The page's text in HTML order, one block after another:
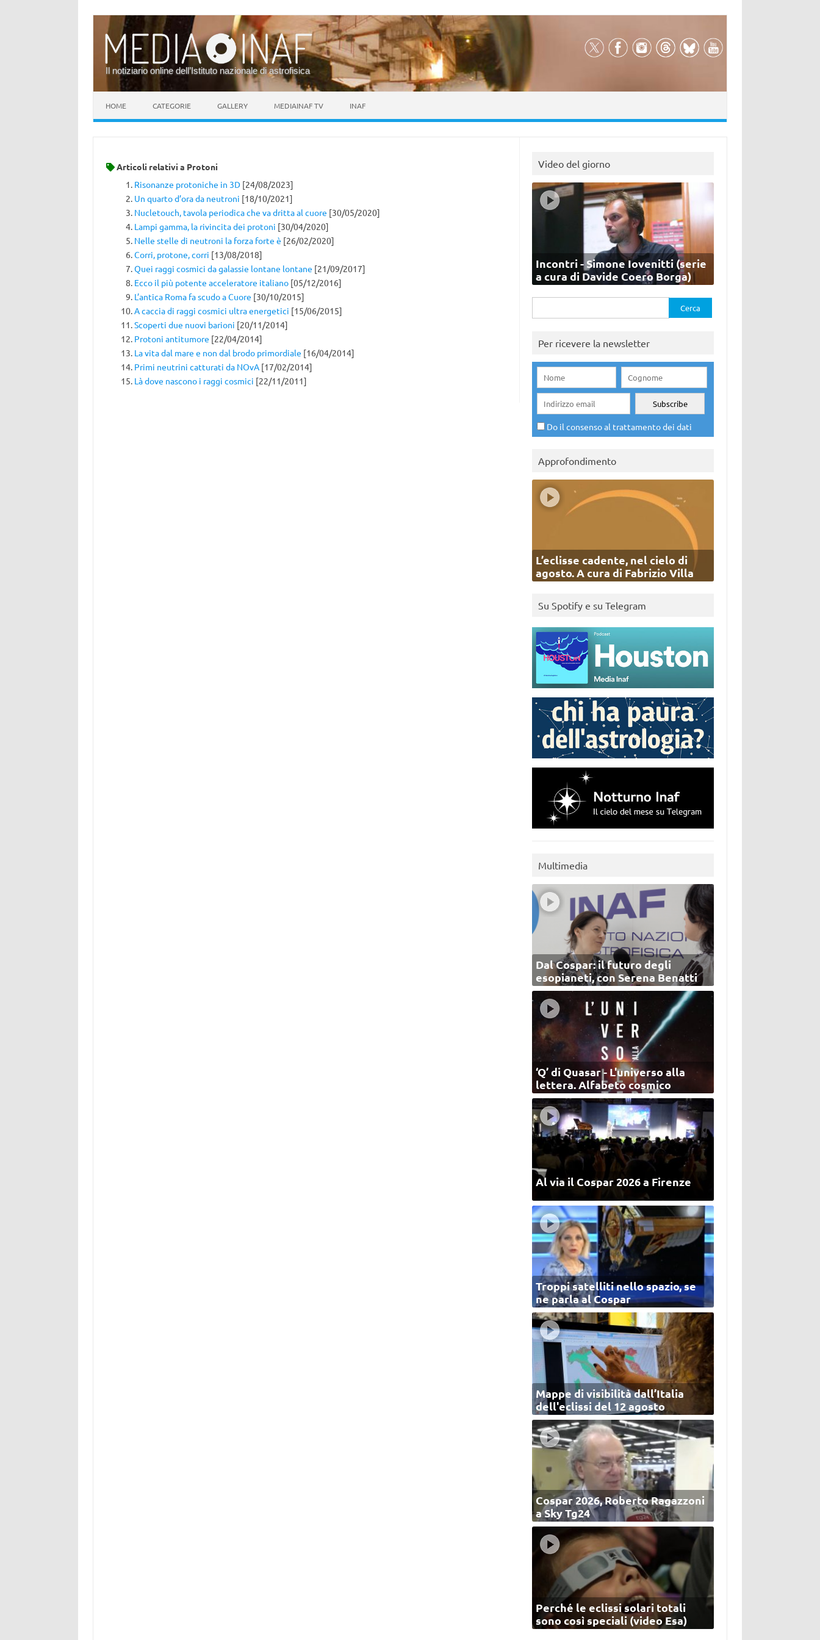
Il notiziario online dell’Istituto nazionale di astrofisica
HOME CATEGORIE GALLERY MEDIAINAF TV INAF
Articoli relativi a Protoni
Risonanze protoniche in 3D[24/08/2023]
Un quarto d’ora da neutroni [18/10/2021]
Nucletouch, tavola periodica che va dritta al cuore [30/05/2020]
Lampi gamma, la rivincita dei protoni [30/04/2020]
Nelle stelle di neutroni la forza forte è [26/02/2020]
Corri, protone, corri [13/08/2018]
Quei raggi cosmici da galassie lontane lontane [21/09/2017]
Ecco il più potente acceleratore italiano[05/12/2016]
L’antica Roma fa scudo a Cuore [30/10/2015]
A caccia di raggi cosmici ultra energetici [15/06/2015]
Scoperti due nuovi barioni [20/11/2014]
Protoni antitumore [22/04/2014]
La vita dal mare e non dal brodo primordiale [16/04/2014]
Primi neutrini catturati da NOvA[17/02/2014]
Là dove nascono i raggi cosmici [22/11/2011]
Video del giorno
Incontri - Simone Iovenitti (serie
a cura di Davide Coero Borga)
per:
Per ricevere la newsletter
Do il consenso al trattamento dei dati
Approfondimento
L’eclisse cadente, nel cielo di
agosto. A cura di Fabrizio Villa
Su Spotify e su Telegram
Multimedia
Dal Cospar: il futuro degli
esopianeti, con Serena Benatti
‘Q’ di Quasar - L'universo alla
lettera. Alfabeto cosmico
Al via il Cospar 2026 a Firenze
Troppi satelliti nello spazio, se
ne parla al Cospar
Mappe di visibilità dall’Italia
dell'eclissi del 12 agosto
Cospar 2026, Roberto Ragazzoni
a Sky Tg24
Perché le eclissi solari totali
sono così speciali (video Esa)